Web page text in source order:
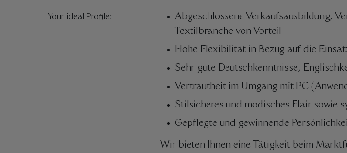
Your ideal Profile:
Abgeschlossene Verkaufsausbildung,
Textilbranche von Vorteil
Hohe Flexibilität in Bezug auf die
Sehr gute Deutschkenntnisse,
Vertrautheit im Umgang mit PC
Stilsicheres und modisches Flair sowie
Gepflegte und gewinnende
Wir bieten Ihnen eine Tätigkeit beim